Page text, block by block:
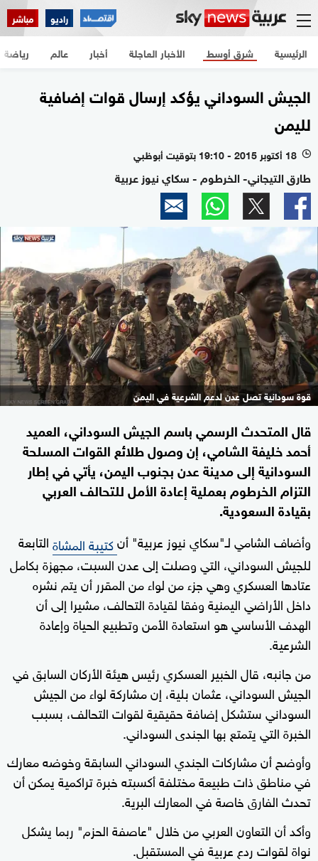
راديو مباشر
الرئيسية الأخبار العاجلة أخبار شرق أوسط عالم رياضة
الجيش السوداني يؤكد إرسال قوات إضافية
لليمن
l 18 أكتوبر 2015 - 19:10 بتوقيت أبوظبي
طارق التيجاني- الخرطوم - سكاي نيوز عربية
قوة سودانية تصل عدن لدعم الشرعية في اليمن
قال المتحدث الرسمي باسم الجيش السوداني، العميد
أحمد خليفة الشامي، إن وصول طلائع القوات المسلحة
السودانية إلى مدينة عدن بجنوب اليمن، يأتي في إطار
التزام الخرطوم بعملية إعادة الأمل للتحالف العربي
بقيادة السعودية.
وأضاف الشامي لـ"سكاي نيوز عربية" أنكتيبة المشاةالتابعة
للجيش السوداني، التي وصلت إلى عدن السبت، مجهزة بكامل
عتادها العسكري وهي جزء من لواء من المقرر أن يتم نشره
داخل الأراضي اليمنية وفقا لقيادة التحالف، مشيرا إلى أن
الهدف الأساسي هو استعادة الأمن وتطبيع الحياة وإعادة
الشرعية.
من جانبه، قال الخبير العسكري رئيس هيئة الأركان السابق في
الجيش السوداني، عثمان بلية، إن مشاركة لواء من الجيش
السوداني ستشكل إضافة حقيقية لقوات التحالف، بسبب
الخبرة التي يتمتع بها الجندى السوداني.
وأوضح أن مشاركات الجندي السوداني السابقة وخوضه معارك
في مناطق ذات طبيعة مختلفة أكسبته خبرة تراكمية يمكن أن
تحدث الفارق خاصة في المعارك البرية.
وأكد أن التعاون العربي من خلال "عاصفة الحزم" ربما يشكل
نواة لقوات ردع عربية في المستقبل.